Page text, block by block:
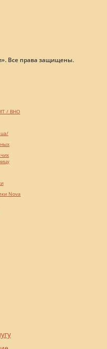
Все права защищены.
/ ВНО
Nova